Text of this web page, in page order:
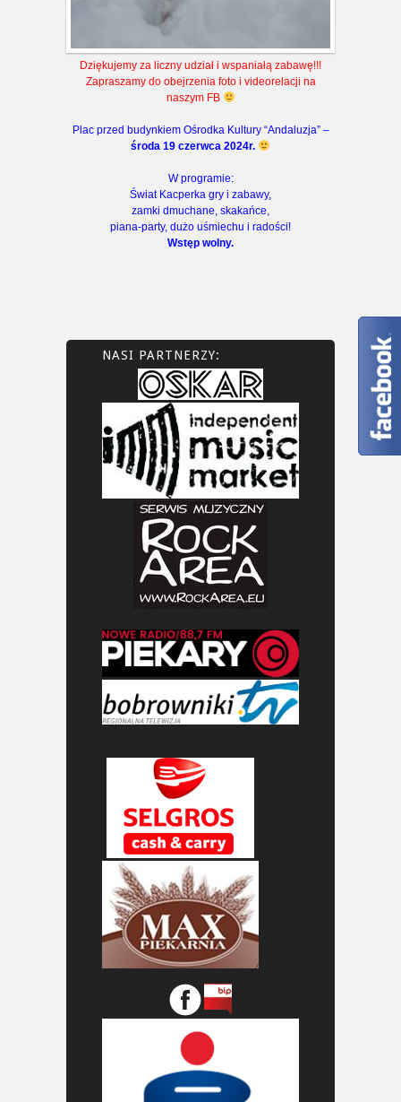
Dziękujemy za liczny udział i wspaniałą zabawę!!!
Zapraszamy do obejrzenia foto i videorelacji na
naszym FB
Plac przed budynkiem Ośrodka Kultury “Andaluzja” –
środa 19 czerwca 2024r.
W programie:
Świat Kacperka gry i zabawy,
zamki dmuchane, skakańce,
piana-party, dużo uśmiechu i radości!
Wstęp wolny.
NASI PARTNERZY: